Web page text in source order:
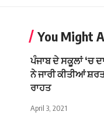
You Might
ਪੰਜਾਬ ਦੇ ਸਕੂਲਾਂ ‘ਚ
ਨੇ ਜਾਰੀ ਕੀਤੀਆਂ
ਰਾਹਤ
April 3, 2021